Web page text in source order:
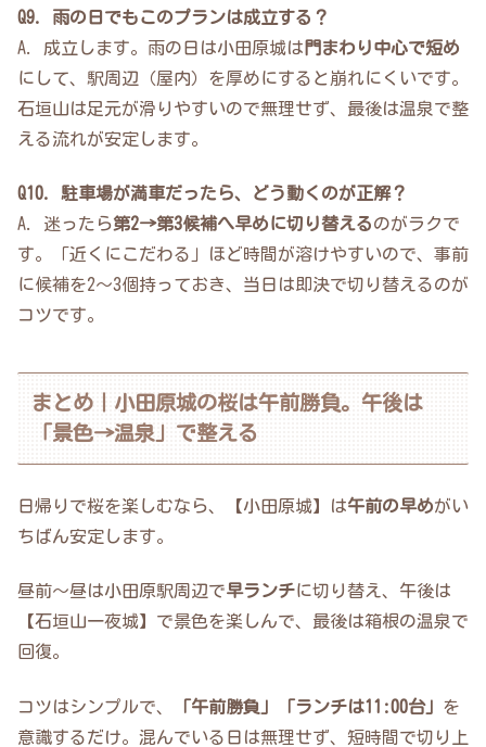
Q9. 雨の日でもこのプランは成立する？
A. 成立します。雨の日は小田原城は 門まわり中心で短め
にして、駅周辺（屋内）を厚めにすると崩れにくいです。
石垣山は足元が滑りやすいので無理せず、最後は温泉で整
える流れが安定します。
Q10. 駐車場が満車だったら、どう動くのが正解？
A. 迷ったら第2→第3候補へ早めに切り替えるのがラクで
す。「近くにこだわる」ほど時間が溶けやすいので、事前
に候補を2〜3個持っておき、当日は即決で切り替えるのが
コツです。
まとめ｜小田原城の桜は午前勝負。午後は
「景色→温泉」で整える
日帰りで桜を楽しむなら、【小田原城】は午前の早めがい
ちばん安定します。
昼前〜昼は小田原駅周辺で早ランチに切り替え、午後は
【石垣山一夜城】で景色を楽しんで、最後は箱根の温泉で
回復。
コツはシンプルで、 「午前勝負」「ランチは11:00台」 を
意識するだけ。混んでいる日は無理せず、短時間で切り上